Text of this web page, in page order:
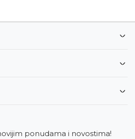
ponudama i novostima!